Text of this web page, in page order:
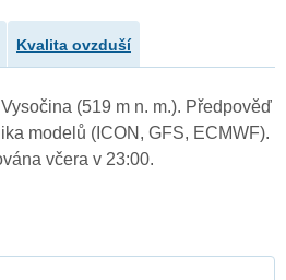
Kvalita ovzduší
(519 m n. m.). Předpověď
modelů (ICON, GFS, ECMWF).
včera v 23:00.